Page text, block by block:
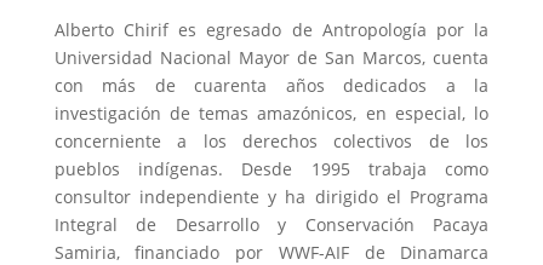
Alberto Chirif es egresado de Antropología por la
Universidad Nacional Mayor de San Marcos, cuenta
con más de cuarenta años dedicados a la
investigación de temas amazónicos, en especial, lo
concerniente a los derechos colectivos de los
pueblos indígenas. Desde 1995 trabaja como
consultor independiente y ha dirigido el Programa
Integral de Desarrollo y Conservación Pacaya
Samiria, financiado por WWF-AIF de Dinamarca